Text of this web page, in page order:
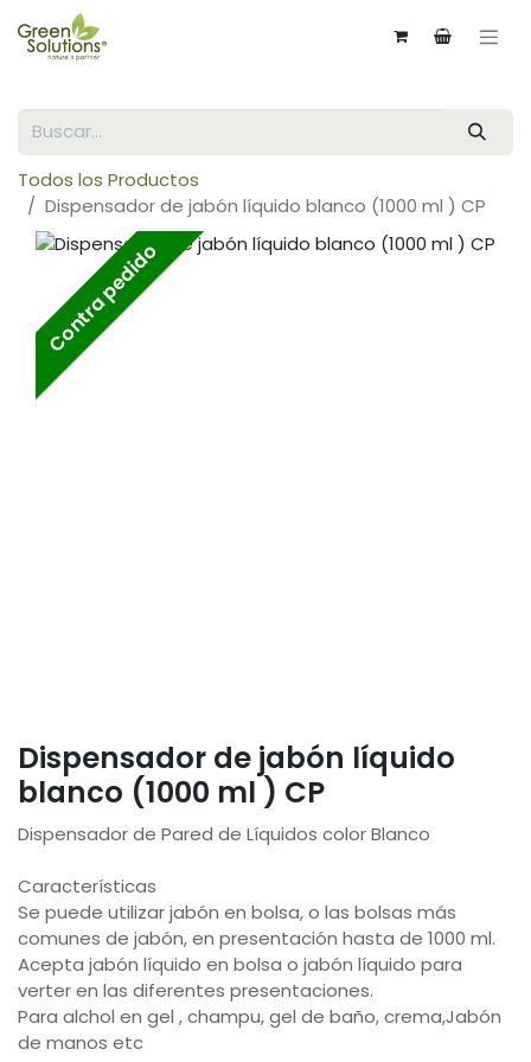
Todos los Productos
Dispensador de jabón líquido blanco (1000 ml ) CP
Contra pedido
Dispensador de jabón líquido
blanco (1000 ml ) CP
Dispensador de Pared de Líquidos color Blanco
Características
Se puede utilizar jabón en bolsa, o las bolsas más
comunes de jabón, en presentación hasta de 1000 ml.
Acepta jabón líquido en bolsa o jabón líquido para
verter en las diferentes presentaciones.
Para alchol en gel , champu, gel de baño, crema,Jabón
de manos etc